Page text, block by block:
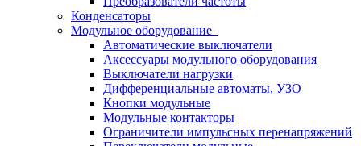
Конденсаторы
Модульное оборудование
Автоматические выключатели
Аксессуары модульного оборудования
Выключатели нагрузки
Дифференциальные автоматы, УЗО
Кнопки модульные
Модульные контакторы
Ограничители импульсных перенапряжений